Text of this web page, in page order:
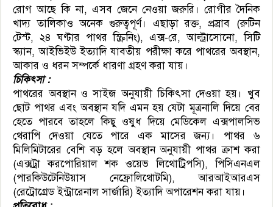
রোগ আছে কি না, এসব জেনে নেওয়া জরুরি। রোগীর দৈনিক
খাদ্য তালিকাও অনেক গুরুত্বপূর্ণ। এছাড়া রক্ত, প্রস্রাব (রুটিন
টেস্ট, ২৪ ঘণ্টার পাথর স্ক্রিনিং), এক্স-রে, আল্ট্রাসোনো, সিটি
স্ক্যান, আইভিইউ ইত্যাদি যাবতীয় পরীক্ষা করে পাথরের অবস্থান,
আকার ও ধরন সম্পর্কে ধারণা গ্রহণ করা যায়।
চিকিৎসা :
পাথরের অবস্থান ও সাইজ অনুযায়ী চিকিৎসা দেওয়া হয়। খুব
ছোট পাথর এবং অবস্থান যদি এমন হয় যেটা মূত্রনালি দিয়ে বের
হেতে পারবে তাহলে কিছু ওষুধ দিয়ে মেডিকেল এক্সপালসিভ
থেরাপি দেওয়া যেতে পারে এক মাসের জন্য। পাথর ৬
মিলিমিটারের বেশি বড় হলে অবস্থান অনুযায়ী পাথর ক্রাশ করা
(এক্সট্রা করপোরিয়াল শক ওয়েভ লিথোট্রিপসি), পিসিএনএল
(পারকিউটেনিউয়াস নেফ্রোলিথোটমি), আরআইআরএস
(রেট্রোগ্রেড ইন্ট্রারেনাল সার্জারি) ইত্যাদি অপারেশন করা যায়।